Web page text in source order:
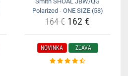
Polarized - ONE SIZE (58)
164 € 162 €
NOVINKA ZĽAVA